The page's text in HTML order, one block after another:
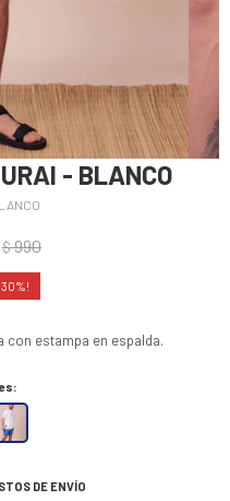
- BLANCO
$990
30
estampa en espalda.
DE ENVÍO